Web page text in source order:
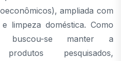
ampliada com
limpeza doméstica. Como
buscou-se manter a
pesquisados,